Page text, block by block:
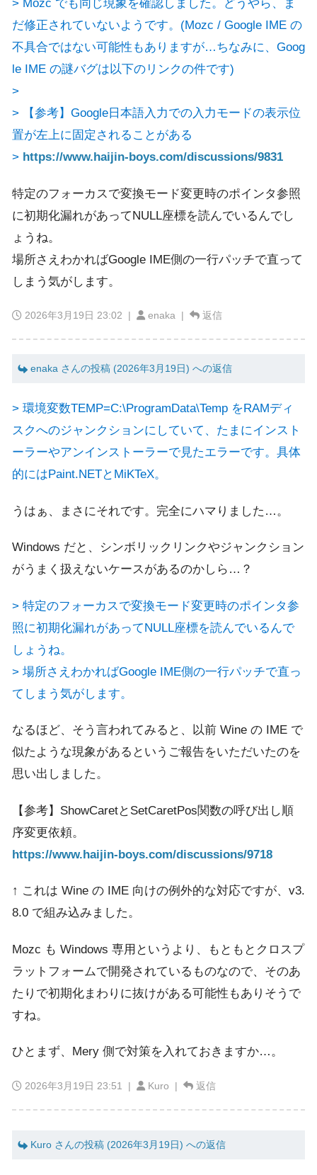
> Mozc でも同じ現象を確認しました。どうやら、ま
だ修正されていないようです。(Mozc / Google IME の
不具合ではない可能性もありますが…ちなみに、Goog
le IME の謎バグは以下のリンクの件です)
>
> 【参考】Google日本語入力での入力モードの表示位
置が左上に固定されることがある
> https://www.haijin-boys.com/discussions/9831
特定のフォーカスで変換モード変更時のポインタ参照
に初期化漏れがあってNULL座標を読んでいるんでし
ょうね。
場所さえわかればGoogle IME側の一行パッチで直って
しまう気がします。
2026年3月19日 23:02 | enaka | 返信
enaka さんの投稿 (2026年3月19日) への返信
> 環境変数TEMP=C:\ProgramData\Temp をRAMディ
スクへのジャンクションにしていて、たまにインスト
ーラーやアンインストーラーで見たエラーです。具体
的にはPaint.NETとMiKTeX。
うはぁ、まさにそれです。完全にハマりました…。
Windows だと、シンボリックリンクやジャンクション
がうまく扱えないケースがあるのかしら…？
> 特定のフォーカスで変換モード変更時のポインタ参
照に初期化漏れがあってNULL座標を読んでいるんで
しょうね。
> 場所さえわかればGoogle IME側の一行パッチで直っ
てしまう気がします。
なるほど、そう言われてみると、以前 Wine の IME で
似たような現象があるというご報告をいただいたのを
思い出しました。
【参考】ShowCaretとSetCaretPos関数の呼び出し順
序変更依頼。
https://www.haijin-boys.com/discussions/9718
↑ これは Wine の IME 向けの例外的な対応ですが、v3.
8.0 で組み込みました。
Mozc も Windows 専用というより、もともとクロスプ
ラットフォームで開発されているものなので、そのあ
たりで初期化まわりに抜けがある可能性もありそうで
すね。
ひとまず、Mery 側で対策を入れておきますか…。
2026年3月19日 23:51 | Kuro | 返信
Kuro さんの投稿 (2026年3月19日) への返信